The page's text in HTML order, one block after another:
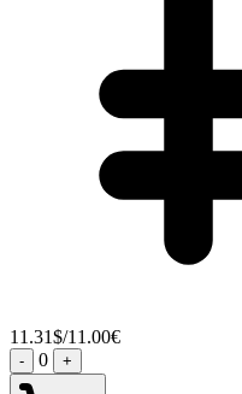
11.31$/11.00€
- 0 +